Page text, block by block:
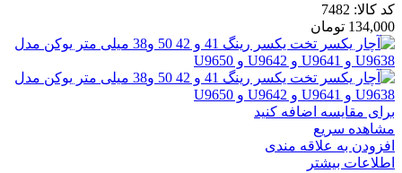
کد کالا: 7482
134,000 تومان
برای مقایسه اضافه کنید
مشاهده سریع
افزودن به علاقه مندی
اطلاعات بیشتر